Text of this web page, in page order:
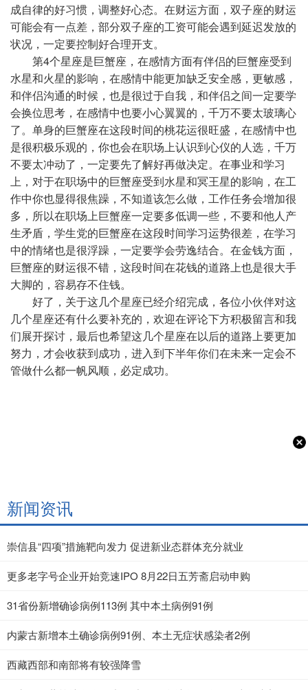
成自律的好习惯，调整好心态。在财运方面，双子座的财运
可能会有一点差，部分双子座的工资可能会遇到延迟发放的
状况，一定要控制好合理开支。
第4个星座是巨蟹座，在感情方面有伴侣的巨蟹座受到
水星和火星的影响，在感情中能更加缺乏安全感，更敏感，
和伴侣沟通的时候，也是很过于自我，和伴侣之间一定要学
会换位思考，在感情中也要小心翼翼的，千万不要太玻璃心
了。单身的巨蟹座在这段时间的桃花运很旺盛，在感情中也
是很积极乐观的，你也会在职场上认识到心仪的人选，千万
不要太冲动了，一定要先了解好再做决定。在事业和学习
上，对于在职场中的巨蟹座受到水星和冥王星的影响，在工
作中你也显得很焦躁，不知道该怎么做，工作任务会增加很
多，所以在职场上巨蟹座一定要多低调一些，不要和他人产
生矛盾，学生党的巨蟹座在这段时间学习运势很差，在学习
中的情绪也是很浮躁，一定要学会劳逸结合。在金钱方面，
巨蟹座的财运很不错，这段时间在花钱的道路上也是很大手
大脚的，容易存不住钱。
好了，关于这几个星座已经介绍完成，各位小伙伴对这
几个星座还有什么要补充的，欢迎在评论下方积极留言和我
们展开探讨，最后也希望这几个星座在以后的道路上要更加
努力，才会收获到成功，进入到下半年你们在未来一定会不
管做什么都一帆风顺，必定成功。
新闻资讯
崇信县“四项”措施靶向发力 促进新业态群体充分就业
更多老字号企业开始竞速IPO 8月22日五芳斋启动申购
31省份新增确诊病例113例 其中本土病例91例
内蒙古新增本土确诊病例91例、本土无症状感染者2例
西藏西部和南部将有较强降雪